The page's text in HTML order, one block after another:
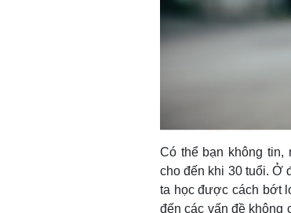
Có thể bạn không
cho đến khi 30 tuổi. Ở
ta học được cách bớt
đến các vấn đề không